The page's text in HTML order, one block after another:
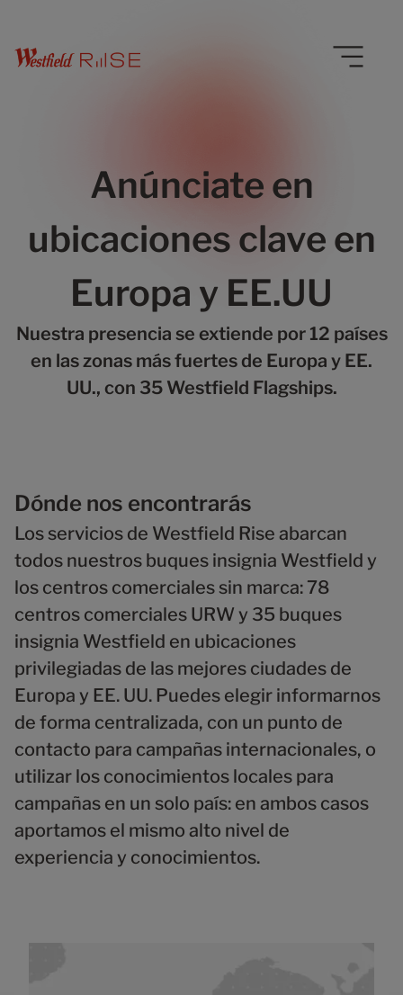
Anúnciate en
ubicaciones clave en
Europa y EE.UU
Nuestra presencia se extiende por 12 países
en las zonas más fuertes de Europa y EE.
UU., con 35 Westfield Flagships.
Dónde nos encontrarás
Los servicios de Westfield Rise abarcan
todos nuestros buques insignia Westfield y
los centros comerciales sin marca: 78
centros comerciales URW y 35 buques
insignia Westfield en ubicaciones
privilegiadas de las mejores ciudades de
Europa y EE. UU. Puedes elegir informarnos
de forma centralizada, con un punto de
contacto para campañas internacionales, o
utilizar los conocimientos locales para
campañas en un solo país: en ambos casos
aportamos el mismo alto nivel de
experiencia y conocimientos.